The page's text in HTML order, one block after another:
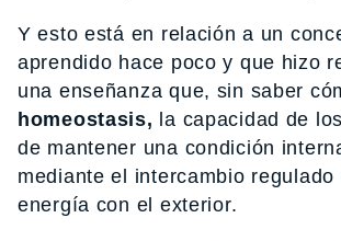
Y esto está en relación a un
aprendido hace poco y que hizo
una enseñanza que, sin saber
homeostasis, la capacidad de
de mantener una condición
mediante el intercambio
energía con el exterior.